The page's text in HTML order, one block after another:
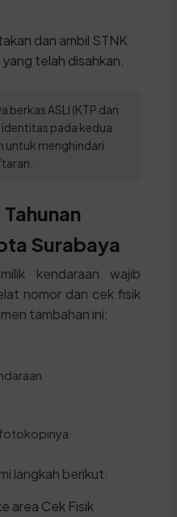
dan ambil STNK
telah disahkan.
berkas ASLI (KTP dan
pada kedua
untuk menghindari
Surabaya
kendaraan wajib
nomor dan cek fisik
tambahan ini:
langkah berikut:
area Cek Fisik